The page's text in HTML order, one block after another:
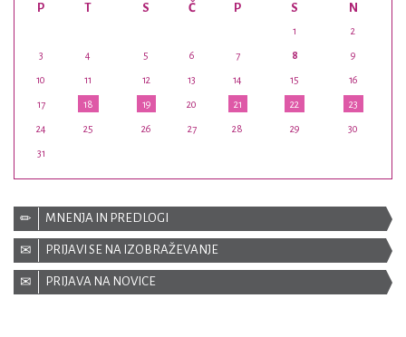
P T S Č P S N
1 2
3 4 5 6 7 8 9
10 11 12 13 14 15 16
17 18 19 20 21 22 23
24 25 26 27 28 29 30
31
MNENJA IN PREDLOGI
PRIJAVI SE NA IZOBRAŽEVANJE
PRIJAVA NA NOVICE